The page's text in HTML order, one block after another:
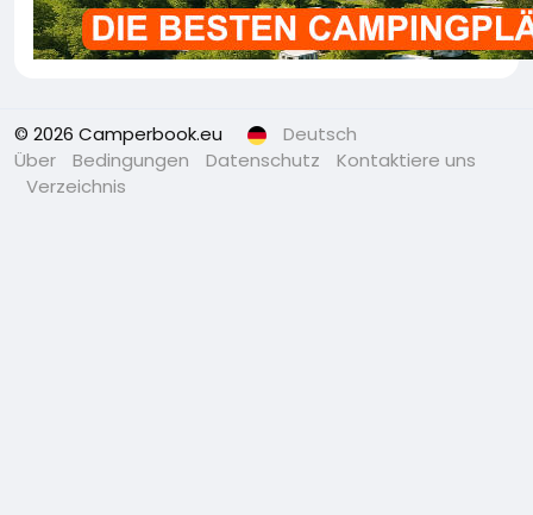
© 2026 Camperbook.eu
Deutsch
Über
Bedingungen Datenschutz
Kontaktiere uns
Verzeichnis